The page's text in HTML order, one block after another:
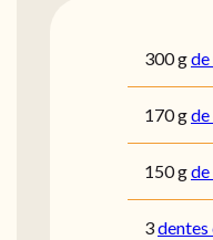
300gde
170g
150g
3dentes